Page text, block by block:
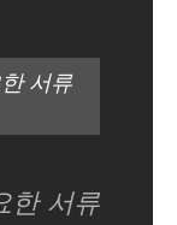
서류
한 서류